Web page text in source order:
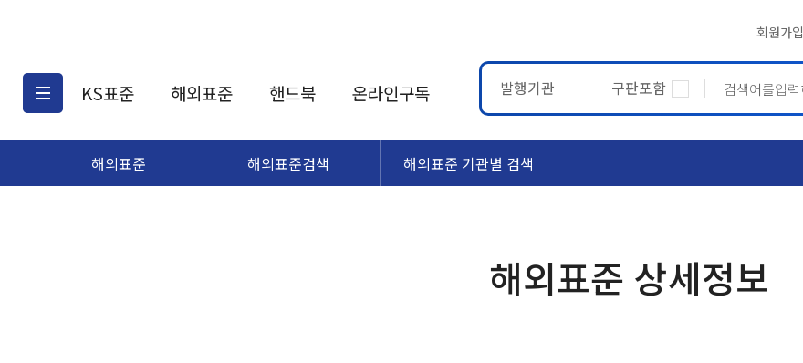
회원가입
KS표준
KS표준검색
해외표준
해외표준검색
핸드북 온라인구독 발행기관 구판포함
해외표준 해외표준검색 해외표준 기관별 검색
해외표준 상세정보